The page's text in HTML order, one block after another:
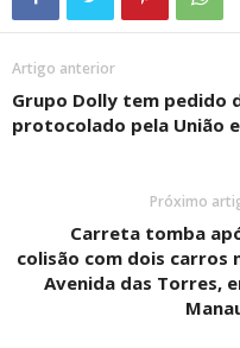
Artigo anterior
Grupo Dolly tem pedido
protocolado pela União
Próximo
Carreta tomba
colisão com dois carros
Avenida das Torres,